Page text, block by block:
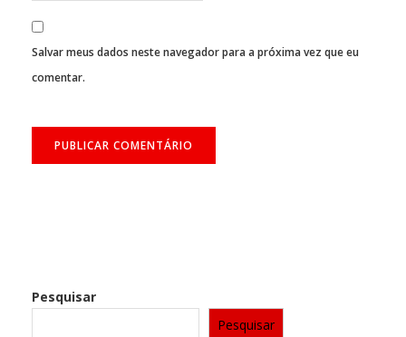
Salvar meus dados neste navegador para a próxima vez que eu
comentar.
Pesquisar
Pesquisar